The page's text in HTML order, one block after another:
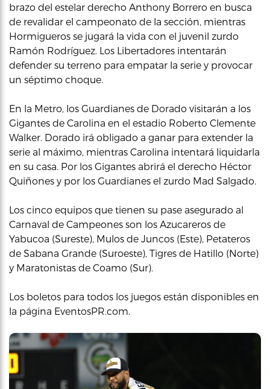
brazo del estelar derecho Anthony Borrero en busca
de revalidar el campeonato de la sección, mientras
Hormigueros se jugará la vida con el juvenil zurdo
Ramón Rodríguez. Los Libertadores intentarán
defender su terreno para empatar la serie y provocar
un séptimo choque.
En la Metro, los Guardianes de Dorado visitarán a los
Gigantes de Carolina en el estadio Roberto Clemente
Walker. Dorado irá obligado a ganar para extender la
serie al máximo, mientras Carolina intentará liquidarla
en su casa. Por los Gigantes abrirá el derecho Héctor
Quiñones y por los Guardianes el zurdo Mad Salgado.
Los cinco equipos que tienen su pase asegurado al
Carnaval de Campeones son los Azucareros de
Yabucoa (Sureste), Mulos de Juncos (Este), Petateros
de Sabana Grande (Suroeste), Tigres de Hatillo (Norte)
y Maratonistas de Coamo (Sur).
Los boletos para todos los juegos están disponibles en
la página EventosPR.com.